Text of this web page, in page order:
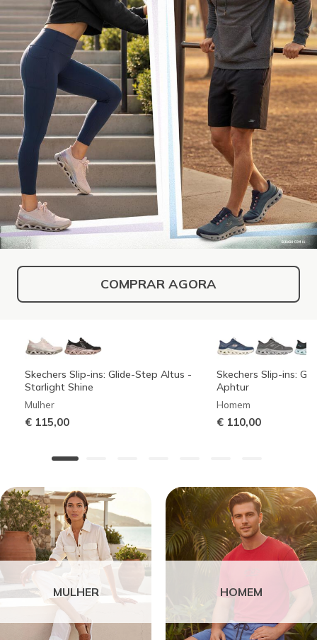
COMPRAR AGORA
Skechers Slip-ins: Glide-Step Altus -
Starlight Shine
Mulher
€ 115,00
Skechers Slip-ins:
Aphtur
Homem
€ 110,00
MULHER HOMEM